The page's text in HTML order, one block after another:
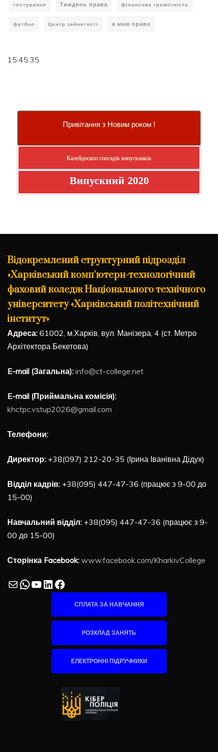
тестування Тиждень права фінансова грамотність
футбол Центр зайнятості я маю право
15:45:36
Привітання з Новим роком !
Калейдоскоп спогадів випускників
Випускний 2020
Відокремлений структурний підрозділ
«Харківський комп’ютерн-технологічний
фаховий коледж Національного технічного
університету «Харківський політехнічний
інститут»
Адреса: 61002, м.Харків, вул. Манізера, 4 (ст. Метро
Архітектора Бекетова)
E-mail (Загальна): info@ct-college.net
E-mail (Приймальна комісія):
khctpc.vstup2026@gmail.com
Телефони:
Директор: +38(097) 212-20-35 (Ірина Іванівна Дідух)
Відділ кадрів: +38(095) 447-47-36 (працює з 9-00 до
15-00)
Навчальний відділ: +38(095) 447-47-36 (працює з 9-
00 до 15-00)
Сторінка Facebook: www.facebook.com/KharkivCollege
MailWhatsApp
YouTube
LinkedIn
Facebook
СПЛАТА ЗА НАВЧАННЯ
РОЗКЛАД ЗАНЯТЬ
ЕЛЕКТРОННІ ПІДРУЧНИКИ